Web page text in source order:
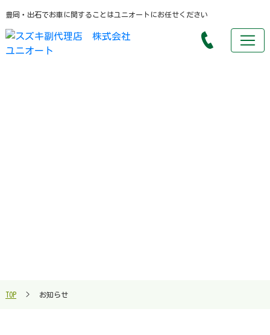
豊岡・出石でお車に関することはユニオートにお任せください
TOP > お知らせ